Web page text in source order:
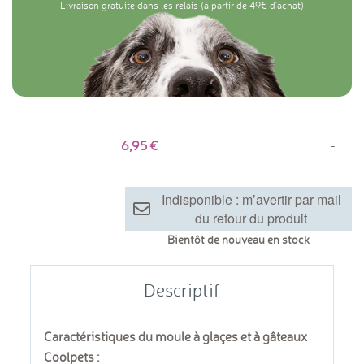
Livraison gratuite dans les relais (à partir de 49€ d'achat)
6,95 -
-
Indisponible : m’avertir par mail
du retour du produit
Bientôt de nouveau en stock
Descriptif
Caractéristiques du moule à glaçes et à gâteaux
Coolpets :